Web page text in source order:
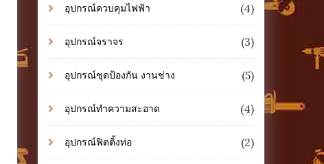
อุปกรณ์ควบคุมไฟฟ้า (4)
อุปกรณ์จราจร (3)
อุปกรณ์ชุดป้องกัน งานช่าง (5)
อุปกรณ์ทำความสะอาด (4)
อุปกรณ์ฟิตติ้งท่อ (2)